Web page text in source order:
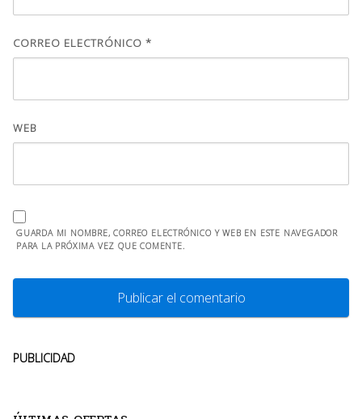
CORREO ELECTRÓNICO *
WEB
GUARDA MI NOMBRE, CORREO ELECTRÓNICO Y WEB EN ESTE NAVEGADOR
PARA LA PRÓXIMA VEZ QUE COMENTE.
PUBLICIDAD